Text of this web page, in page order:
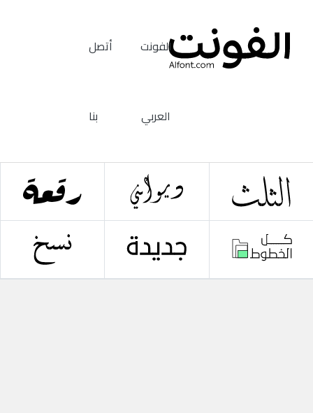
الفونت
العربي
أتصل
بنا